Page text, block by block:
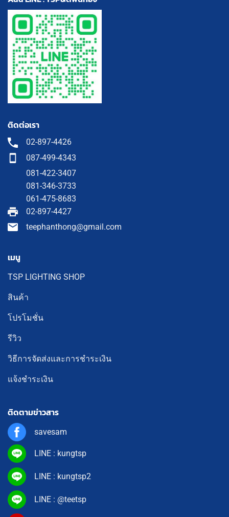
ติดต่อเรา
02-897-4426
087-499-4343
081-422-3407
081-346-3733
061-475-8683
02-897-4427
teephanthong@gmail.com
เมนู
TSP LIGHTING SHOP
สินค้า
โปรโมชั่น
รีวิว
วิธีการจัดส่งและการชำระเงิน
แจ้งชำระเงิน
ติดตามข่าวสาร
savesam
LINE : kungtsp
LINE : kungtsp2
LINE : @teetsp